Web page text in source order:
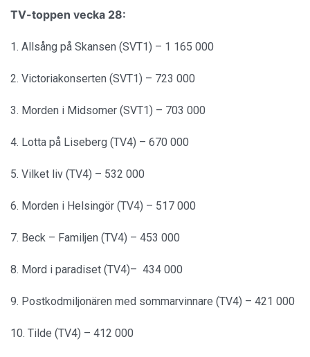
TV-toppen vecka 28:
1. Allsång på Skansen (SVT1) – 1 165 000
2. Victoriakonserten (SVT1) – 723 000
3. Morden i Midsomer (SVT1) – 703 000
4. Lotta på Liseberg (TV4) – 670 000
5. Vilket liv (TV4) – 532 000
6. Morden i Helsingör (TV4) – 517 000
7. Beck – Familjen (TV4) – 453 000
8. Mord i paradiset (TV4)– 434 000
9. Postkodmiljonären med sommarvinnare (TV4) – 421 000
10. Tilde (TV4) – 412 000